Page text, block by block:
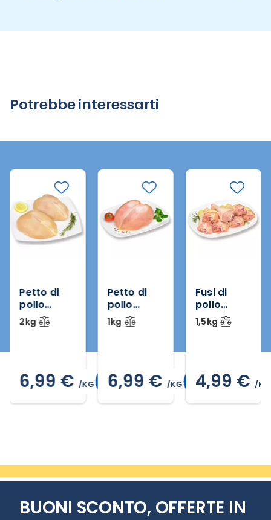
Potrebbe interessarti
Petto di
pollo
intero
confezion
2kg
6,99 € /KG
Petto di
pollo
intero
1kg
6,99 € /KG
Fusi di
pollo
confezion
e famiglia
1,5kg
4,99 € /KG
BUONI SCONTO, OFFERTE IN